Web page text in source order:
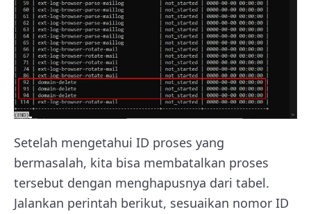
Setelah mengetahui ID proses yang
bermasalah, kita bisa membatalkan proses
tersebut dengan menghapusnya dari tabel.
Jalankan perintah berikut, sesuaikan nomor ID